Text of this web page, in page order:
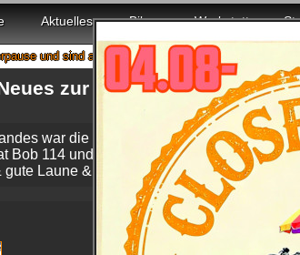
Aktuelles Bikes Werkstatt
sind ab 18.08. wieder mit voller Power für Euch da!
zur Harley-Davidson-
war die Saison 2018, mit Neuem und
Bob 114 und andere, Clothes, Rokker
Laune & Vorfreude auf die kommende